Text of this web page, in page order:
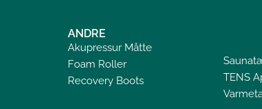
ANDRE
Akupressur Måtte
Foam Roller
Recovery Boots
TENS